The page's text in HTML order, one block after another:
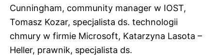
Cunningham, community manager w IOST,
Tomasz Kozar, specjalista ds. technologii
chmury w firmie Microsoft, Katarzyna Lasota –
Heller, prawnik, specjalista ds.